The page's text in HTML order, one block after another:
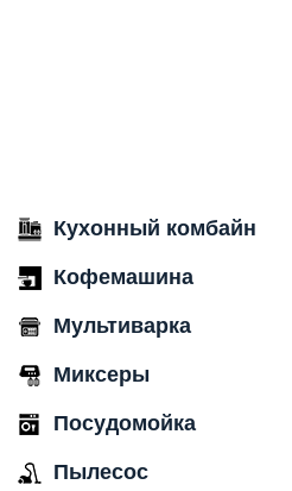
Кухонный комбайн
Кофемашина
Мультиварка
Миксеры
Посудомойка
Пылесос